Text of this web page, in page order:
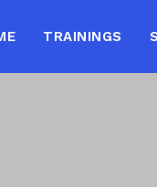
TRAININGS